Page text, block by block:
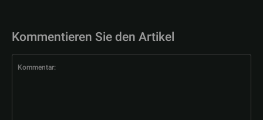
Kommentieren Sie den Artikel